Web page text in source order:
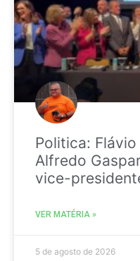
Politica:
Alfredo
vice-
VER MATÉRIA »
5 de agosto de 2026